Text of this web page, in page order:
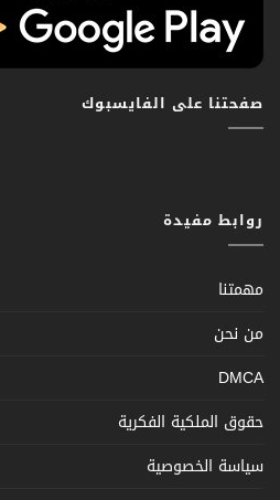
صفحتنا على الفايسبوك
روابط مفيدة
مهمتنا
من نحن
DMCA
حقوق الملكية الفكرية
سياسة الخصوصية